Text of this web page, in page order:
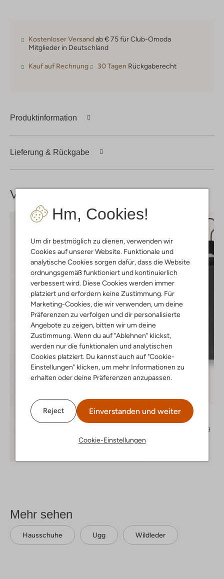
Hm, Cookies!
Um dir bestmöglich zu dienen, verwenden wir
Cookies auf unserer Website. Funktionale und
analytische Cookies sorgen dafür, dass die Website
ordnungsgemäß funktioniert und kontinuierlich
verbessert wird. Diese Cookies werden immer
platziert und erfordern keine Zustimmung. Für
Marketing-Cookies, die wir verwenden, um deine
Präferenzen zu verfolgen und dir personalisierte
Angebote zu zeigen, bitten wir um deine
Zustimmung. Wenn du auf "Ablehnen" klickst,
werden nur die funktionalen und analytischen
Cookies platziert. Du kannst auch auf "Cookie-
Einstellungen" klicken, um mehr Informationen zu
erhalten oder deine Präferenzen anzupassen.
Reject Einverstanden und weiter
Cookie-Einstellungen
Kostenloser Versandab € 75 für Club-Omoda
Mitglieder in Deutschland
Kauf auf Rechnung 30 Tagen Rückgaberecht
Produktinformation
Lieferung & Rückgabe
Vervollständige deinen
Play Up
Sweatshirt
€ 24,99
Mehr sehen
Hausschuhe Ugg Wildleder